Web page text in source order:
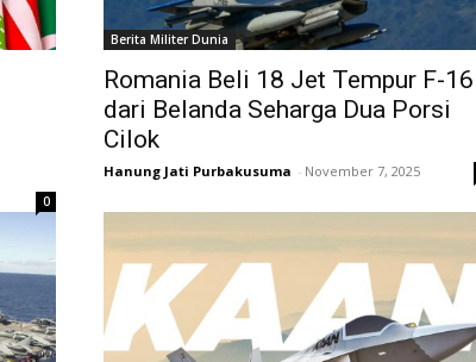
0
Berita Militer Dunia
Romania Beli 18 Jet Tempur F-16
dari Belanda Seharga Dua Porsi
Cilok
Hanung Jati Purbakusuma - November 7, 2025